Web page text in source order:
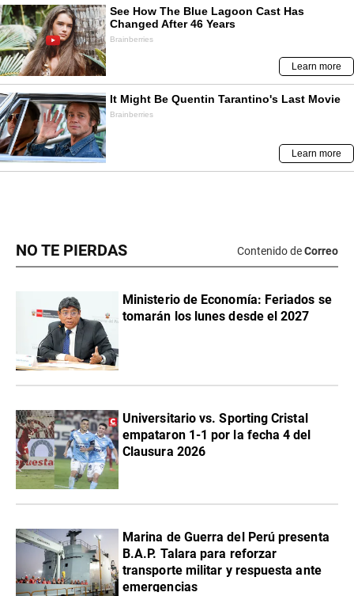
NO TE PIERDAS Contenido deCorreo
Ministerio de Economía: Feriados se
tomarán los lunes desde el 2027
Universitario vs. Sporting Cristal
empataron 1-1 por la fecha 4 del
Clausura 2026
Marina de Guerra del Perú presenta
B.A.P. Talara para reforzar
transporte militar y respuesta ante
emergencias